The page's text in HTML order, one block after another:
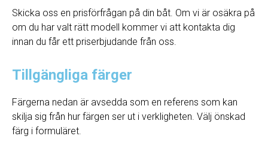
Skicka oss en prisförfrågan på din båt. Om vi ​​är osäkra på
om du har valt rätt modell kommer vi att kontakta dig
innan du får ett priserbjudande från oss.
Tillgängliga färger
Färgerna nedan är avsedda som en referens som kan
skilja sig från hur färgen ser ut i verkligheten. Välj önskad
färg i formuläret.